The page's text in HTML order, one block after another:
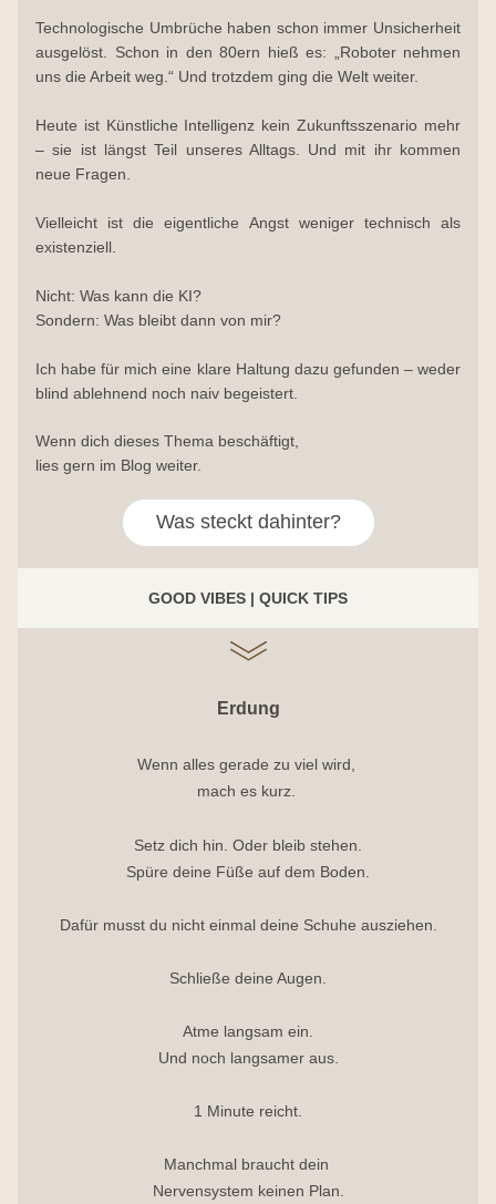
Technologische Umbrüche haben schon immer Unsicherheit
ausgelöst. Schon in den 80ern hieß es: „Roboter nehmen
uns die Arbeit weg.“ Und trotzdem ging die Welt weiter.
Heute ist Künstliche Intelligenz kein Zukunftsszenario mehr
– sie ist längst Teil unseres Alltags. Und mit ihr kommen
neue Fragen.
Vielleicht ist die eigentliche Angst weniger technisch als
existenziell.
Nicht: Was kann die KI?
Sondern: Was bleibt dann von mir?
Ich habe für mich eine klare Haltung dazu gefunden – weder
blind ablehnend noch naiv begeistert.
Wenn dich dieses Thema beschäftigt,
lies gern im Blog weiter.
Was steckt dahinter?
GOOD VIBES | QUICK TIPS
Erdung
Wenn alles gerade zu viel wird,
mach es kurz.
Setz dich hin. Oder bleib stehen.
Spüre deine Füße auf dem Boden.
Dafür musst du nicht einmal deine Schuhe ausziehen.
Schließe deine Augen.
Atme langsam ein.
Und noch langsamer aus.
1 Minute reicht.
Manchmal braucht dein
Nervensystem keinen Plan.